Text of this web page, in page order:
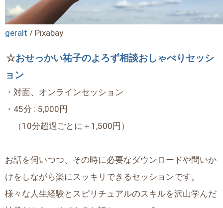
geralt / Pixabay
☆おせっかい祐子のよろず相談おしゃべりセッシ
ョン
・対面、オンラインセッション
・45分 : 5,000円
（10分超過ごとに＋1,500円）
お話を伺いつつ、その時に必要なダウンロードや問いか
けをしながら楽にスッキリできるセッションです。
様々な人生経験とスピリチュアルのスキルを沢山学んだ